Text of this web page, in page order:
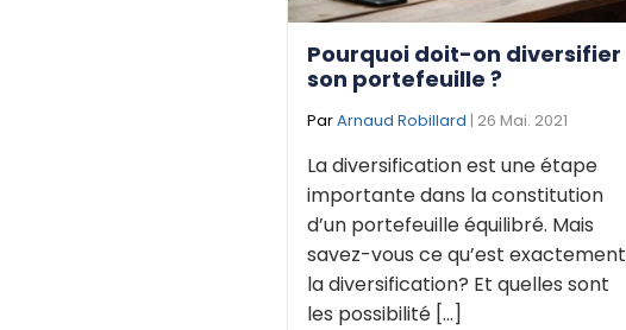
Pourquoi doit-on diversifier
son portefeuille ?
ParArnaud Robillard | 26 Mai. 2021
La diversification est une étape
importante dans la constitution
d’un portefeuille équilibré. Mais
savez-vous ce qu’est exactement
la diversification? Et quelles sont
les possibilité [...]